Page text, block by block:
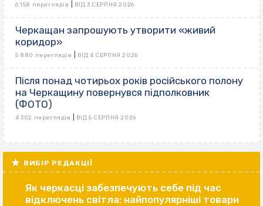
6 158 переглядів ВІД 3 СЕРПНЯ 2026
Черкащан запрошують утворити «живий
коридор»
5 880 переглядів ВІД 4 СЕРПНЯ 2026
Після понад чотирьох років російського полону
на Черкащину повернувся підполковник
(ФОТО)
4 302 переглядів ВІД 5 СЕРПНЯ 2026
ВИБІР РЕДАКЦІЇ
Як черкасці забезпечують себе під час
відключень світла: найпопулярніші товари